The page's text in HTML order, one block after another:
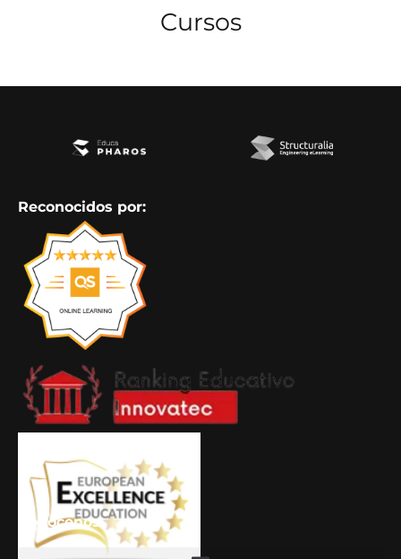
Cursos
Reconocidos por:
Conócenos